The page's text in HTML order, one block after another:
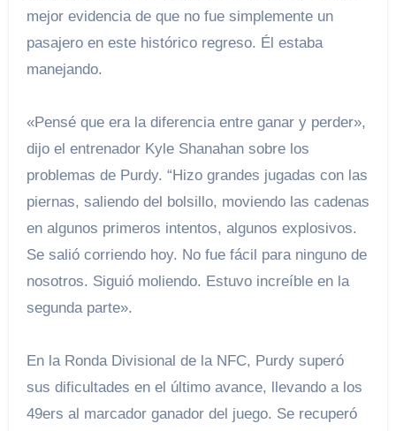
mejor evidencia de que no fue simplemente un
pasajero en este histórico regreso. Él estaba
manejando.
«Pensé que era la diferencia entre ganar y perder»,
dijo el entrenador Kyle Shanahan sobre los
problemas de Purdy. “Hizo grandes jugadas con las
piernas, saliendo del bolsillo, moviendo las cadenas
en algunos primeros intentos, algunos explosivos.
Se salió corriendo hoy. No fue fácil para ninguno de
nosotros. Siguió moliendo. Estuvo increíble en la
segunda parte».
En la Ronda Divisional de la NFC, Purdy superó
sus dificultades en el último avance, llevando a los
49ers al marcador ganador del juego. Se recuperó